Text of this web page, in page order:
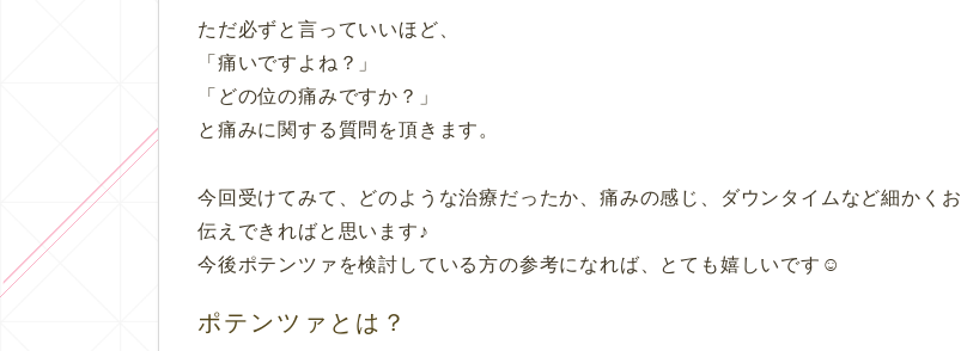
ただ必ずと言っていいほど、
「痛いですよね？」
「どの位の痛みですか？」
と痛みに関する質問を頂きます。
今回受けてみて、どのような治療だったか、痛みの感じ、ダウンタイムなど細かくお
伝えできればと思います♪
今後ポテンツァを検討している方の参考になれば、とても嬉しいです☺️
ポテンツァとは？